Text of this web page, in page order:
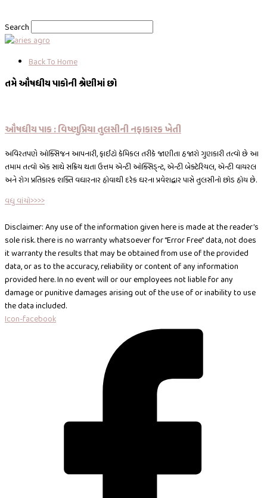
Search
Back To Home
તમે ઔષધીય પાકોની શ્રેણીમાં છો
ઔષધીય પાક : વિષ્ણુપ્રિયા તુલસીની નફાકારક ખેતી
અવિરતપણે ઓક્સિજન આપનારી, ફાઈટો કેમિકલ તરીકે જાણીતા હજારો ગુણકારી તત્વો છે આ
તમામ તત્વો એક સાથે સક્રિય થતા ઉત્તમ એન્ટી ઓક્સિડ્ન્ટ, એન્ટી બેક્ટેરિયલ, એન્ટી વાયરલ
અને રોગ પ્રતિકારક શક્તિ વધારનાર હોવાથી દરેક ઘરના પ્રવેશદ્વાર પાસે તુલસીનો છોડ હોય છે.
વધુ વાંચો>>>>
Disclaimer: Any use of the information given here is made at the reader’s
sole risk. there is no warranty whatsoever for “Error Free” data, not does
it warranty the results that may be obtained from use of the provided
data, or as to the accuracy, reliability or content of any information
provided here. In no event will or our employees not liable for any
damage or punitive damages arising out of the use of or inability to use
the data included.
Icon-facebook